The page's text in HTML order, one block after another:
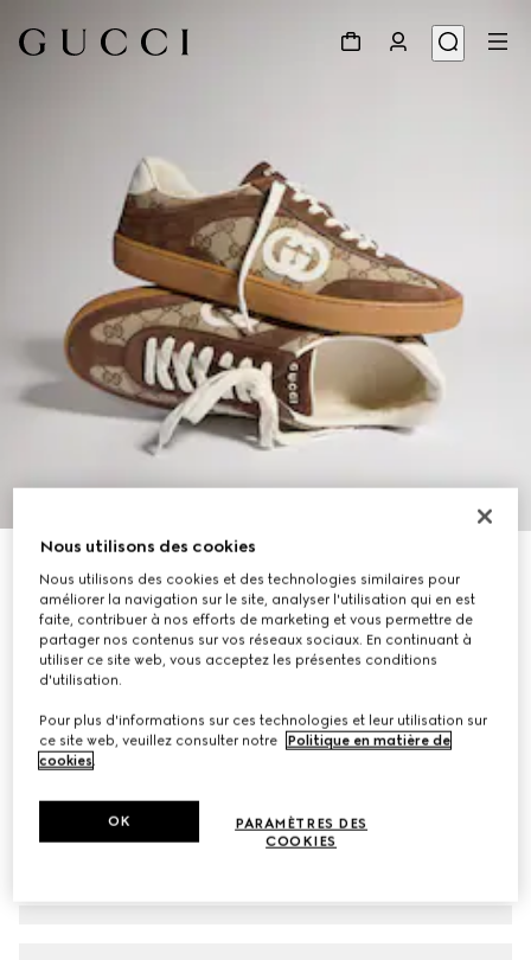
CA$1,205
Nous utilisons des cookies
Nous utilisons des cookies et des technologies similaires pour
améliorer la navigation sur le site, analyser l'utilisation qui en est
faite, contribuer à nos efforts de marketing et vous permettre de
partager nos contenus sur vos réseaux sociaux. En continuant à
utiliser ce site web, vous acceptez les présentes conditions
d'utilisation.
Pour plus d'informations sur ces technologies et leur utilisation sur
ce site web, veuillez consulter notre
Politique en matière de
cookies.
PARAMÈTRES DES
COOKIES
OK